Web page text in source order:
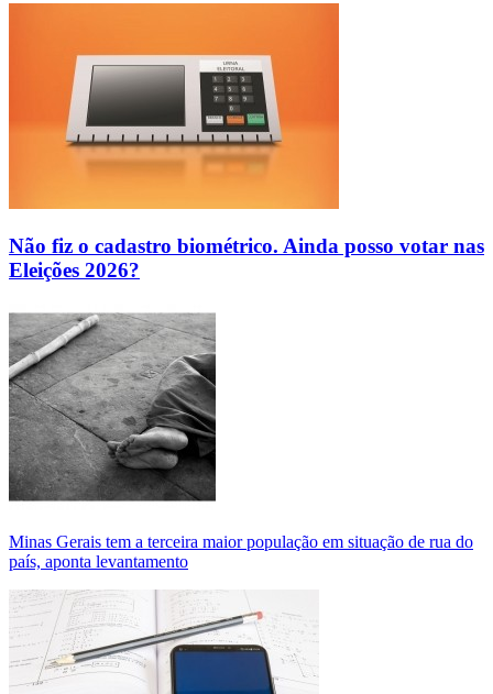
Não fiz o cadastro biométrico. Ainda posso votar nas
Eleições 2026?
Minas Gerais tem a terceira maior população em situação de rua do
país, aponta levantamento